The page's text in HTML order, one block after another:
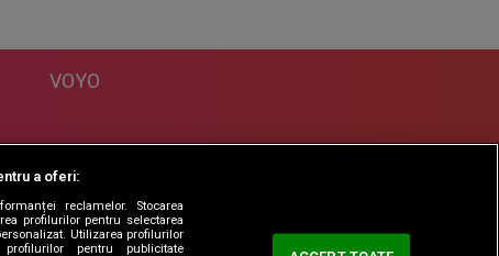
VOYO
Contact
a oferi:
reclamelor. Stocarea
profilurilor pentru selectarea
Utilizarea profilurilor
pentru publicitate